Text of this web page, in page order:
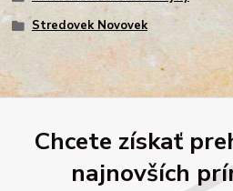
Stredovek Novovek
Chcete získať
najnovších